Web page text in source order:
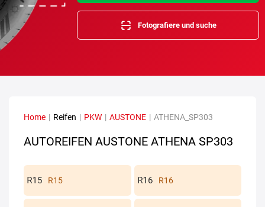
Fotografiere und suche
Home | Reifen | PKW | AUSTONE | ATHENA_SP303
AUTOREIFEN AUSTONE ATHENA SP303
R15 R16